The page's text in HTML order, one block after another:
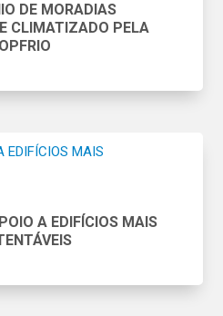
DE MORADIAS
CLIMATIZADO PELA
A EDIFÍCIOS MAIS